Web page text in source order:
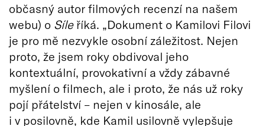
občasný autor filmových recenzí na našem
webu) o Síleříká. „Dokument o Kamilovi Filovi
je pro mě nezvykle osobní záležitost. Nejen
proto, že jsem roky obdivoval jeho
kontextuální, provokativní a vždy zábavné
myšlení o filmech, ale i proto, že nás už roky
pojí přátelství – nejen v kinosále, ale
i v posilovně, kde Kamil usilovně vylepšuje